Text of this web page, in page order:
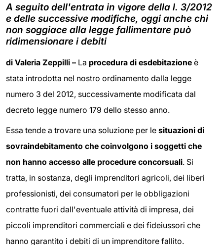
A seguito dell'entrata in vigore della l. 3/2012
e delle successive modifiche, oggi anche chi
non soggiace alla legge fallimentare può
ridimensionare i debiti
di Valeria Zeppilli – La procedura di esdebitazione è
stata introdotta nel nostro ordinamento dalla legge
numero 3 del 2012, successivamente modificata dal
decreto legge numero 179 dello stesso anno.
Essa tende a trovare una soluzione per le situazioni di
sovraindebitamento che coinvolgono i soggetti che
non hanno accesso alle procedure concorsuali. Si
tratta, in sostanza, degli imprenditori agricoli, dei liberi
professionisti, dei consumatori per le obbligazioni
contratte fuori dall'eventuale attività di impresa, dei
piccoli imprenditori commerciali e dei fideiussori che
hanno garantito i debiti di un imprenditore fallito.